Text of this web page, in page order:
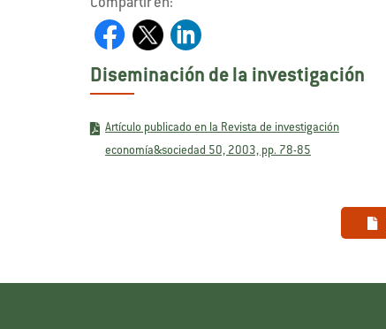
Compartir en:
Diseminación de la investigación
Artículo publicado en la Revista de investigación
economía&sociedad 50, 2003, pp. 78-85